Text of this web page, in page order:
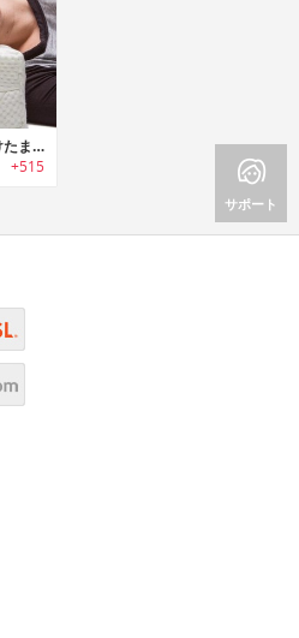
LaySee Pillow｜メガネを掛けたまま横になってTVが見やすいピロー
+515
サポート